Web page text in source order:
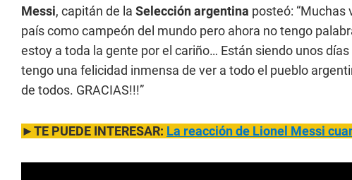
Messi, capitán de la Selección argentina posteó: “Muchas
país como campeón del mundo pero ahora no tengo
estoy a toda la gente por el cariño… Están siendo unos
tengo una felicidad inmensa de ver a todo el pueblo
de todos. GRACIAS!!!”
►TE PUEDE INTERESAR: La reacción de Lionel Messi